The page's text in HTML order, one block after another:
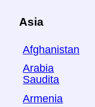
Asia
Afghanistan
Arabia
Saudita
Armenia